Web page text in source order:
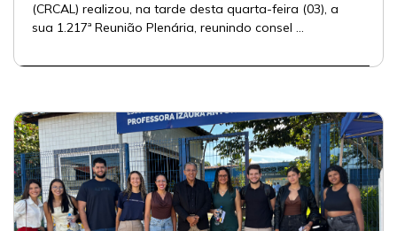
(CRCAL) realizou, na tarde desta quarta-feira (03), a
sua 1.217ª Reunião Plenária, reunindo consel ...